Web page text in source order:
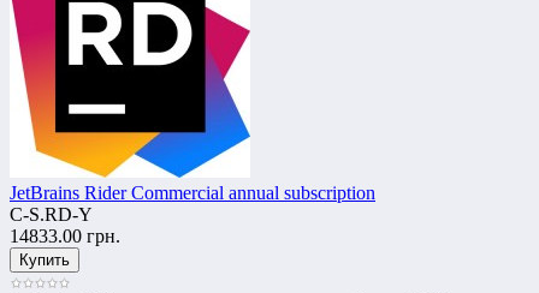
JetBrains Rider Commercial annual subscription
C-S.RD-Y
14833.00 грн.